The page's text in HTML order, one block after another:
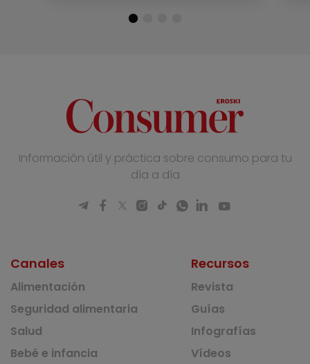
Información útil y práctica sobre consumo para tu
día a día
Canales
Alimentación
Seguridad alimentaria
Salud
Bebé e infancia
Recursos
Revista
Guías
Infografías
Vídeos